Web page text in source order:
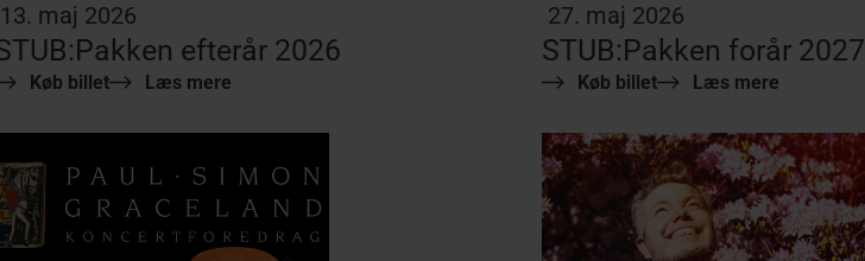
13. maj 2026
efterår 2026
Køb billet Læs mere
27. maj 2026
STUB:Pakken forår 2027
Køb billet Læs mere